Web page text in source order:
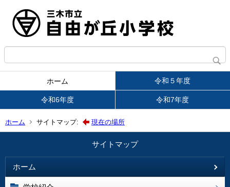
ホーム 令和５年度
令和6年度 令和7年度
ホーム サイトマップ: 現在の場所
サイトマップ
ホーム